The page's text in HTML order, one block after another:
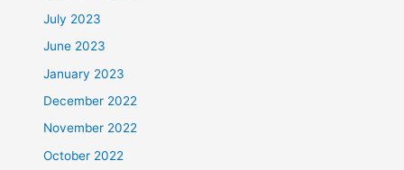
July 2023
June 2023
January 2023
December 2022
November 2022
October 2022